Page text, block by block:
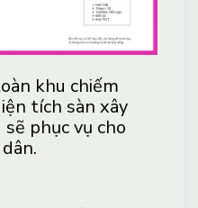
khu chiếm
tích sàn xây
phục vụ cho